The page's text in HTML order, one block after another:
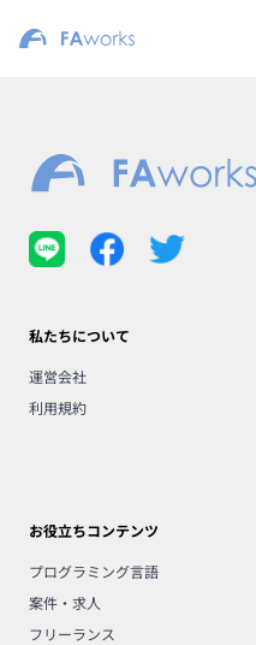
私たちについて
運営会社
利用規約
お役立ちコンテンツ
プログラミング言語
案件・求人
フリーランス